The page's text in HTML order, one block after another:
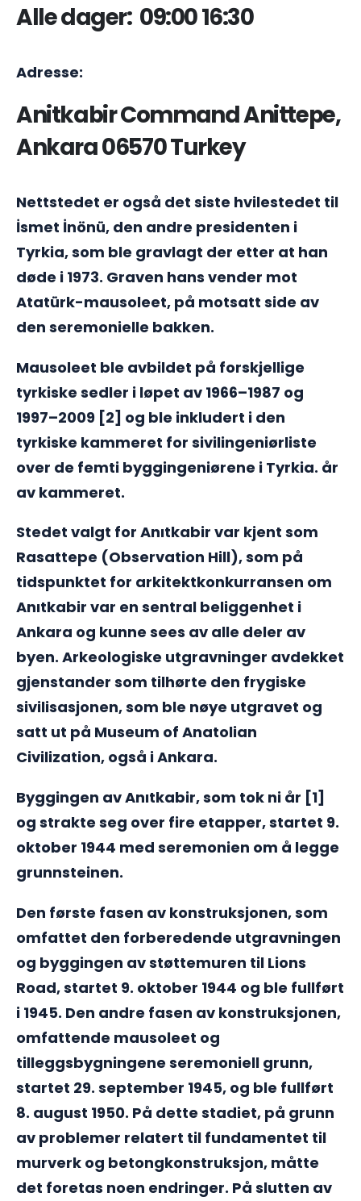
Alle dager: 09:00 16:30
Adresse:
Anitkabir Command Anittepe,
Ankara 06570 Turkey
Nettstedet er også det siste hvilestedet til
İsmet İnönü, den andre presidenten i
Tyrkia, som ble gravlagt der etter at han
døde i 1973. Graven hans vender mot
Atatürk-mausoleet, på motsatt side av
den seremonielle bakken.
Mausoleet ble avbildet på forskjellige
tyrkiske sedler i løpet av 1966–1987 og
1997–2009 [2] og ble inkludert i den
tyrkiske kammeret for sivilingeniørliste
over de femti byggingeniørene i Tyrkia. år
av kammeret.
Stedet valgt for Anıtkabir var kjent som
Rasattepe (Observation Hill), som på
tidspunktet for arkitektkonkurransen om
Anıtkabir var en sentral beliggenhet i
Ankara og kunne sees av alle deler av
byen. Arkeologiske utgravninger avdekket
gjenstander som tilhørte den frygiske
sivilisasjonen, som ble nøye utgravet og
satt ut på Museum of Anatolian
Civilization, også i Ankara.
Byggingen av Anıtkabir, som tok ni år [1]
og strakte seg over fire etapper, startet 9.
oktober 1944 med seremonien om å legge
grunnsteinen.
Den første fasen av konstruksjonen, som
omfattet den forberedende utgravningen
og byggingen av støttemuren til Lions
Road, startet 9. oktober 1944 og ble fullført
i 1945. Den andre fasen av konstruksjonen,
omfattende mausoleet og
tilleggsbygningene seremoniell grunn,
startet 29. september 1945, og ble fullført
8. august 1950. På dette stadiet, på grunn
av problemer relatert til fundamentet til
murverk og betongkonstruksjon, måtte
det foretas noen endringer. På slutten av